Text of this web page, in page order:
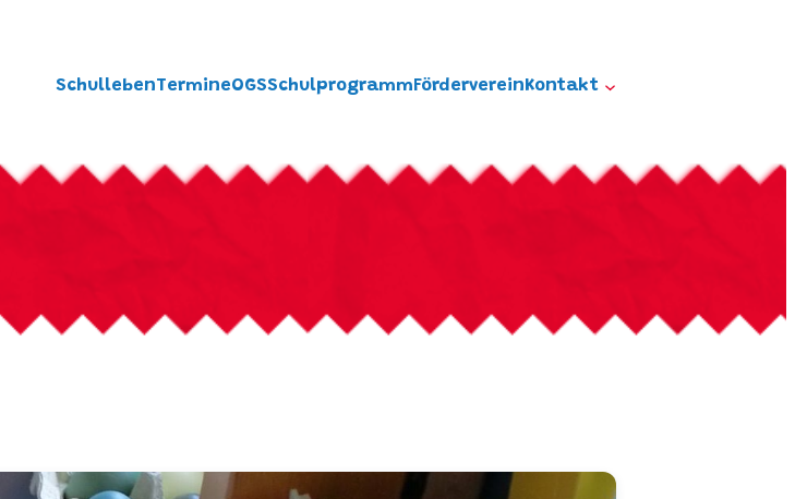
SchullebenTermineOGSSchulprogramm FördervereinKontakt